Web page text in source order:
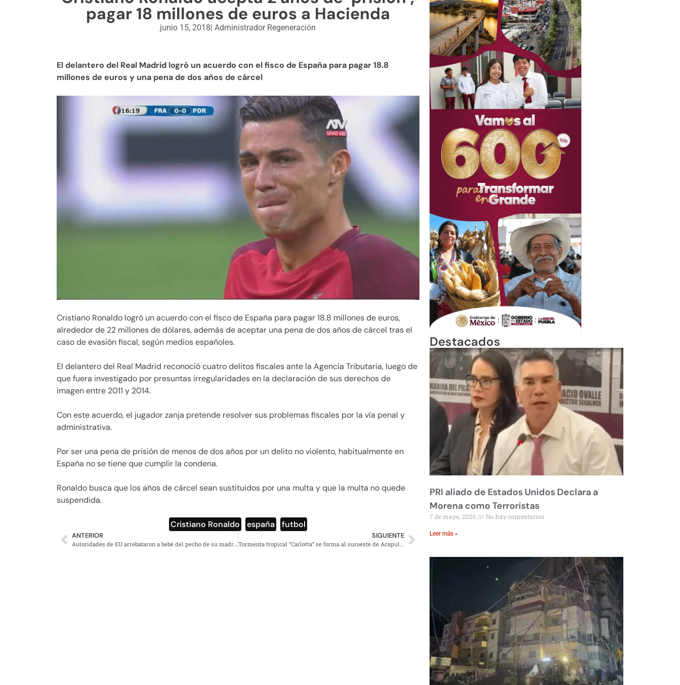
pagar 18 millones de euros a Hacienda
junio 15, 2018 Administrador Regeneración
El delantero del Real Madrid logró un acuerdo con el fisco de España para pagar 18.8
millones de euros y una pena de dos años de cárcel
Cristiano Ronaldo logró un acuerdo con el fisco de España para pagar 18.8 millones de euros,
alrededor de 22 millones de dólares, además de aceptar una pena de dos años de cárcel tras el
caso de evasión fiscal, según medios españoles.
El delantero del Real Madrid reconoció cuatro delitos fiscales ante la Agencia Tributaria, luego de
que fuera investigado por presuntas irregularidades en la declaración de sus derechos de
imagen entre 2011 y 2014.
Con este acuerdo, el jugador zanja pretende resolver sus problemas fiscales por la vía penal y
administrativa.
Por ser una pena de prisión de menos de dos años por un delito no violento, habitualmente en
España no se tiene que cumplir la condena.
Ronaldo busca que los años de cárcel sean sustituidos por una multa y que la multa no quede
suspendida.
Cristiano Ronaldo españa futbol
ANTERIOR
Autoridades de EU arrebataron a bebé del pecho de su madre en centro de detención
SIGUIENTE
Tormenta tropical “Carlotta” se forma al suroeste de Acapulco, provocará intensas lluvias
Destacados
PRI aliado de Estados Unidos Declara a
Morena como Terroristas
7 de mayo, 2026 No hay comentarios
Leer más »